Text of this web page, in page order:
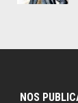
NOS